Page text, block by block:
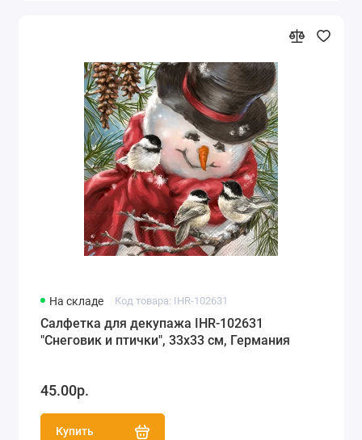
На складе Код товара: IHR-102631
Салфетка для декупажа IHR-102631
"Снеговик и птички", 33х33 см, Германия
45.00р.
Купить